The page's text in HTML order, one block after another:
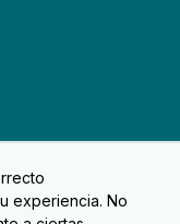
experiencia. No